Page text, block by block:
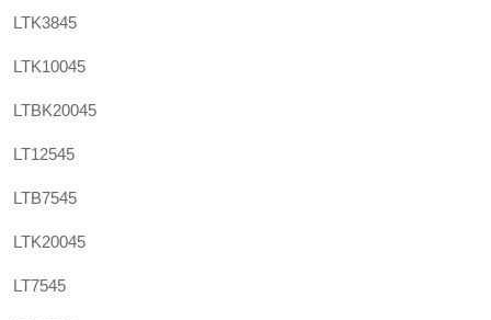
LTK3845
LTK10045
LTBK20045
LT12545
LTB7545
LTK20045
LT7545